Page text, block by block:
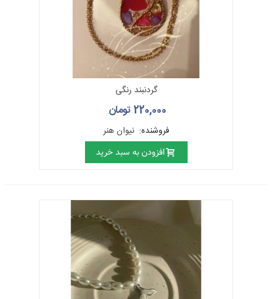
گردنبند رنگی
220,000 تومان
فروشنده: نیوان هنر
افزودن به سبد خرید